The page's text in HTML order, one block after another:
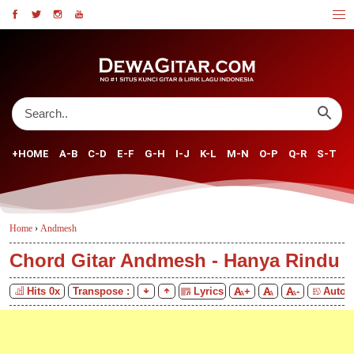
+HOME A-B C-D E-F G-H I-J K-L M-N O-P Q-R S-T
Home › Andmesh
Chord Gitar Andmesh - Hanya Rindu
Hits 0x Transpose : Lyrics + - Auto